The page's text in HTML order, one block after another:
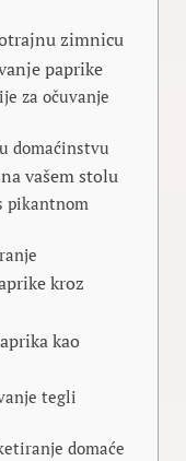
zimnicu
paprike
za očuvanje
domaćinstvu
vašem stolu
pikantnom
kroz
kao
tegli
domaće